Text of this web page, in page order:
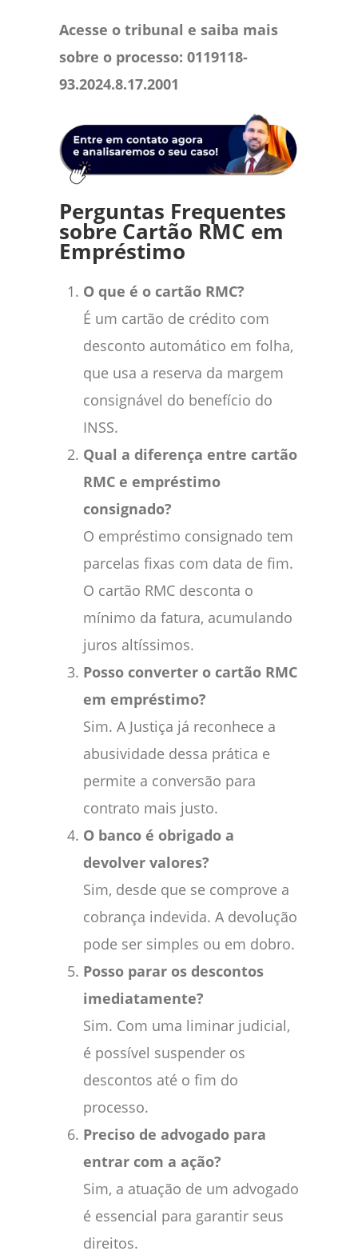
Acesse o tribunal e saiba mais
sobre o processo: 0119118-
93.2024.8.17.2001
Perguntas Frequentes
sobre Cartão RMC em
Empréstimo
O que é o cartão RMC?
É um cartão de crédito com
desconto automático em folha,
que usa a reserva da margem
consignável do benefício do
INSS.
Qual a diferença entre cartão
RMC e empréstimo
consignado?
O empréstimo consignado tem
parcelas fixas com data de fim.
O cartão RMC desconta o
mínimo da fatura, acumulando
juros altíssimos.
Posso converter o cartão RMC
em empréstimo?
Sim. A Justiça já reconhece a
abusividade dessa prática e
permite a conversão para
contrato mais justo.
O banco é obrigado a
devolver valores?
Sim, desde que se comprove a
cobrança indevida. A devolução
pode ser simples ou em dobro.
Posso parar os descontos
imediatamente?
Sim. Com uma liminar judicial,
é possível suspender os
descontos até o fim do
processo.
Preciso de advogado para
entrar com a ação?
Sim, a atuação de um advogado
é essencial para garantir seus
direitos.